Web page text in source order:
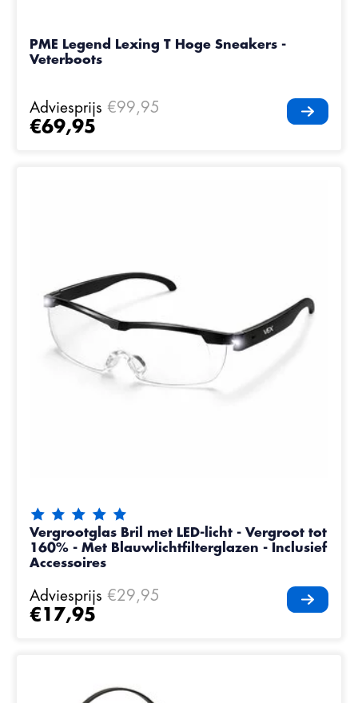
PME Legend Lexing T Hoge Sneakers -
Veterboots
Adviesprijs €99,95
€69,95
De beoordeling van dit product is
Vergrootglas Bril met LED-licht - Vergroot tot
160% - Met Blauwlichtfilterglazen - Inclusief
Accessoires
Adviesprijs €29,95
€17,95